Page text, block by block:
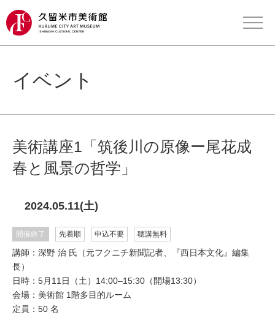
イベント
美術講座1「筑後川の原像ー尾花成
春と風景の哲学」
2024.05.11(土)
開催終了 先着順 申込不要 聴講無料
講師：深野 治 氏（元フクニチ新聞記者、『西日本文化』編集
長）
日時：5月11日（土）14:00–15:30（開場13:30）
会場：美術館 1階多目的ルーム
定員：50 名